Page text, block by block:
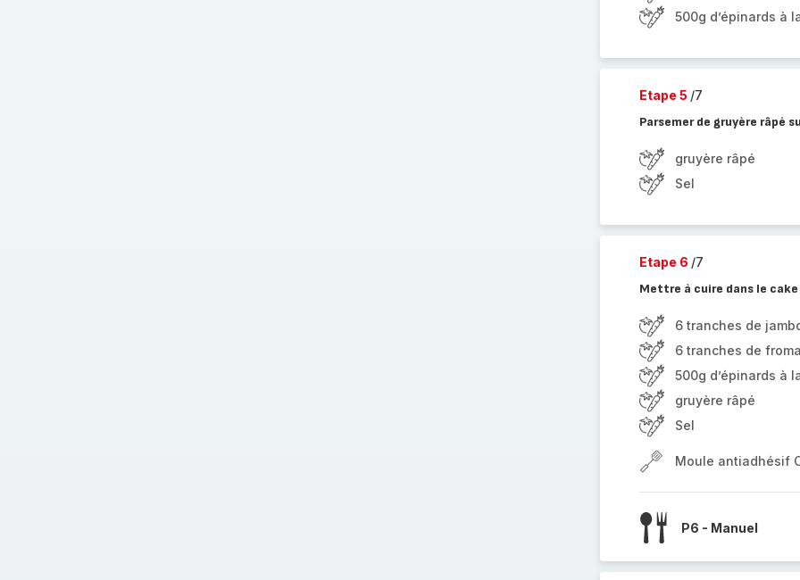
500g d’épinards à
Etape 5 /7
Parsemer de gruyère râpé
gruyère râpé
Sel
Etape 6 /7
Mettre à cuire dans le
6 tranches de
6 tranches de
500g d’épinards à
gruyère râpé
Sel
Moule antiadhésif
P6 - Manuel